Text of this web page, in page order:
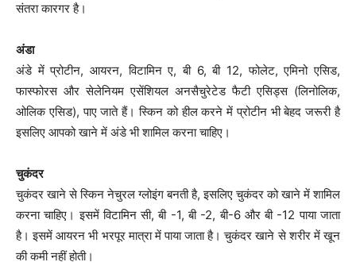
संतरा कारगर है।
अंडा
अंडे में प्रोटीन, आयरन, विटामिन ए, बी 6, बी 12, फोलेट, एमिनो एसिड,
फास्फोरस और सेलेनियम एसेंशियल अनसैचुरेटेड फैटी एसिड्स (लिनोलिक,
ओलिक एसिड), पाए जाते हैं। स्किन को हील करने में प्रोटीन भी बेहद जरूरी है
इसलिए आपको खाने में अंडे भी शामिल करना चाहिए।
चुकंदर
चुकंदर खाने से स्किन नेचुरल ग्लोइंग बनती है, इसलिए चुकंदर को खाने में शामिल
करना चाहिए। इसमें विटामिन सी, बी -1, बी -2, बी-6 और बी -12 पाया जाता
है। इसमें आयरन भी भरपूर मात्रा में पाया जाता है। चुकंदर खाने से शरीर में खून
की कमी नहीं होती।